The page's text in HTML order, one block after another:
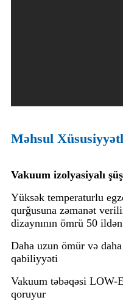
Məhsul
Vakuum izolyasiyalı
Yüksək temperaturlu
qurğusuna zəmanət
dizaynının ömrü 50
Daha uzun ömür və
qabiliyyəti
Vakuum təbəqəsi LOW-
qoruyur